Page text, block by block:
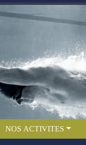
NOS ACTIVITES